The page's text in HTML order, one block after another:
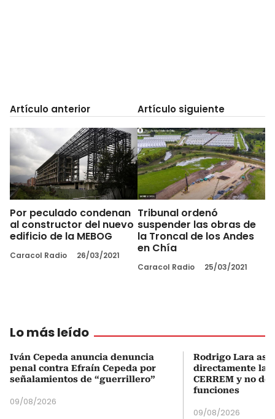
Artículo anterior
Por peculado condenan
al constructor del nuevo
edificio de la MEBOG
Caracol Radio 26/03/2021
Artículo siguiente
Tribunal ordenó
suspender las obras de
la Troncal de los Andes
en Chía
Caracol Radio 25/03/2021
Lo más leído
Iván Cepeda anuncia denuncia
penal contra Efraín Cepeda por
señalamientos de “guerrillero”
09/08/2026
Rodrigo Lara
directamente la
CERREM y no
funciones
09/08/2026